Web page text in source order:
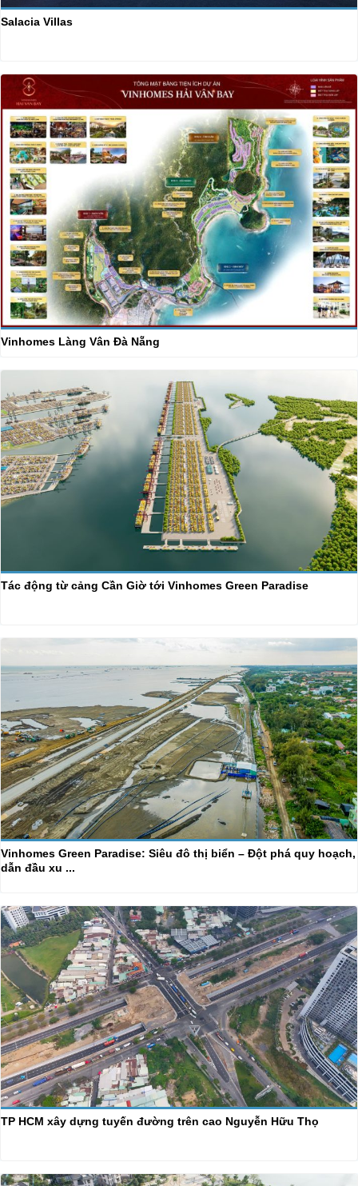
Salacia Villas
Vinhomes Làng Vân Đà Nẵng
Tác động từ cảng Cần Giờ tới Vinhomes Green Paradise
Vinhomes Green Paradise: Siêu đô thị biển – Đột phá quy hoạch,
dẫn đầu xu ...
TP HCM xây dựng tuyến đường trên cao Nguyễn Hữu Thọ